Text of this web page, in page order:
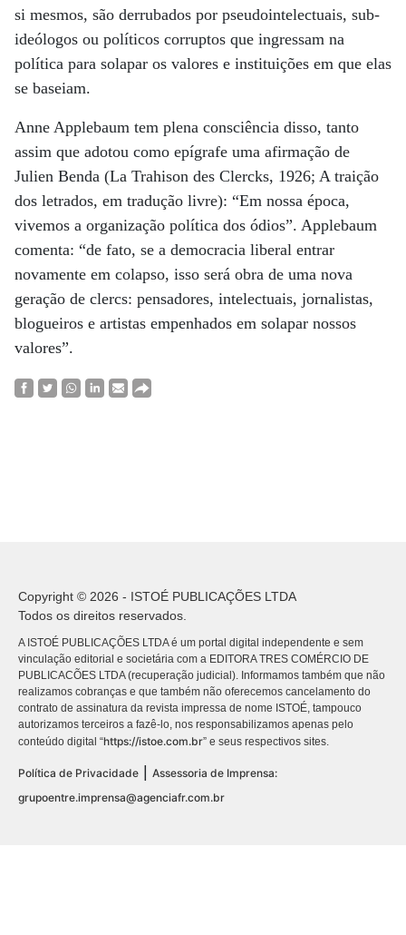
si mesmos, são derrubados por pseudointelectuais, sub-
ideólogos ou políticos corruptos que ingressam na
política para solapar os valores e instituições em que elas
se baseiam.
Anne Applebaum tem plena consciência disso, tanto
assim que adotou como epígrafe uma afirmação de
Julien Benda (La Trahison des Clercks, 1926; A traição
dos letrados, em tradução livre): “Em nossa época,
vivemos a organização política dos ódios”. Applebaum
comenta: “de fato, se a democracia liberal entrar
novamente em colapso, isso será obra de uma nova
geração de clercs: pensadores, intelectuais, jornalistas,
blogueiros e artistas empenhados em solapar nossos
valores”.
Copyright © 2026 - ISTOÉ PUBLICAÇÕES LTDA
Todos os direitos reservados.
A ISTOÉ PUBLICAÇÕES LTDA é um portal digital independente e sem
vinculação editorial e societária com a EDITORA TRES COMÉRCIO DE
PUBLICACÕES LTDA (recuperação judicial). Informamos também que não
realizamos cobranças e que também não oferecemos cancelamento do
contrato de assinatura da revista impressa de nome ISTOÉ, tampouco
autorizamos terceiros a fazê-lo, nos responsabilizamos apenas pelo
conteúdo digital “https://istoe.com.br” e seus respectivos sites.
Política de Privacidade
Assessoria de Imprensa:
grupoentre.imprensa@agenciafr.com.br